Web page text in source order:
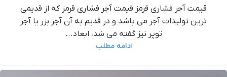
قيمت آجر فشاري قرمز قيمت آجر فشاري قرمز که از قدیمی
ترین تولیدات آجر می باشد و در قدیم به آن آجر بزر یا آجر
توپر نیز گفته می شد، ابعاد...
ادامه مطلب